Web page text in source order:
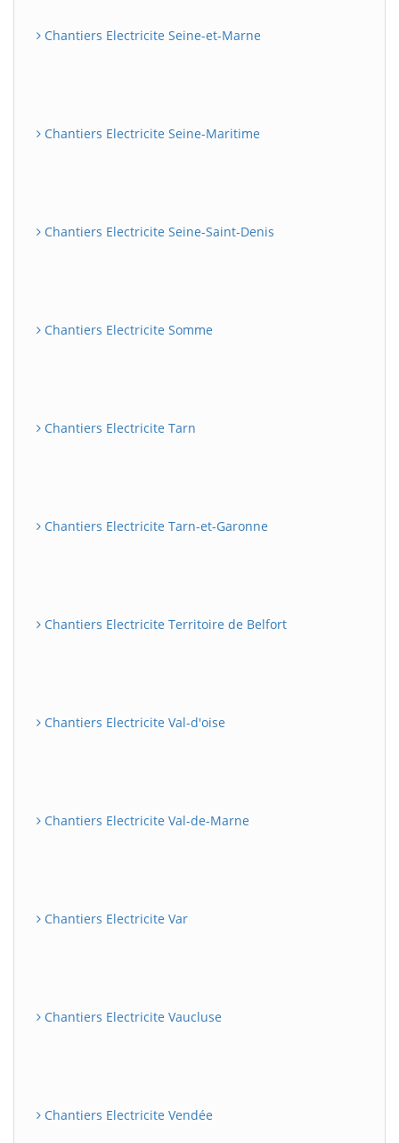
Chantiers Electricite Seine-et-Marne
Chantiers Electricite Seine-Maritime
Chantiers Electricite Seine-Saint-Denis
Chantiers Electricite Somme
Chantiers Electricite Tarn
Chantiers Electricite Tarn-et-Garonne
Chantiers Electricite Territoire de Belfort
Chantiers Electricite Val-d'oise
Chantiers Electricite Val-de-Marne
Chantiers Electricite Var
Chantiers Electricite Vaucluse
Chantiers Electricite Vendée